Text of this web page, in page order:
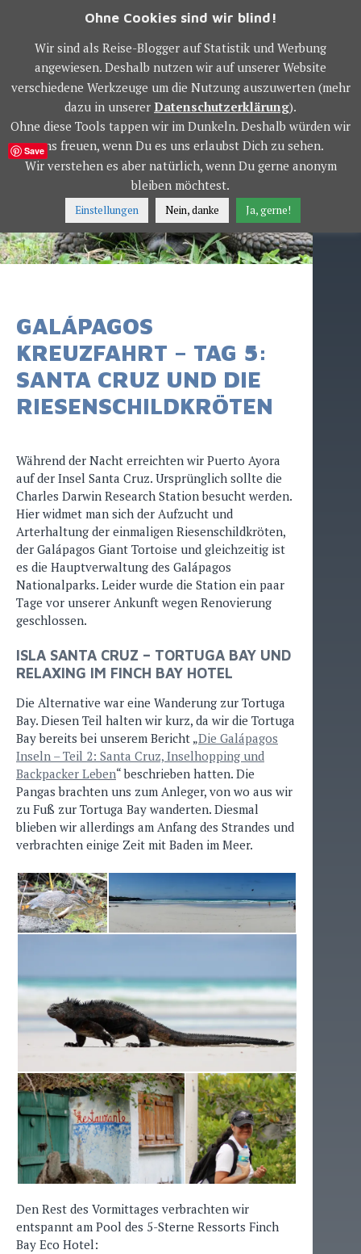
OWS WORLD TOUR
MENÜ
GALÁPAGOS
KREUZFAHRT – TAG 5:
SANTA CRUZ UND DIE
RIESENSCHILDKRÖTEN
Während der Nacht erreichten wir Puerto Ayora
auf der Insel Santa Cruz. Ursprünglich sollte die
Charles Darwin Research Station besucht werden.
Hier widmet man sich der Aufzucht und
Arterhaltung der einmaligen Riesenschildkröten,
der Galápagos Giant Tortoise und gleichzeitig ist
es die Hauptverwaltung des Galápagos
Nationalparks. Leider wurde die Station ein paar
Tage vor unserer Ankunft wegen Renovierung
geschlossen.
ISLA SANTA CRUZ – TORTUGA BAY UND
RELAXING IM FINCH BAY HOTEL
Die Alternative war eine Wanderung zur Tortuga
Bay. Diesen Teil halten wir kurz, da wir die Tortuga
Bay bereits bei unserem Bericht „Die Galápagos
Inseln – Teil 2: Santa Cruz, Inselhopping und
Backpacker Leben“ beschrieben hatten. Die
Pangas brachten uns zum Anleger, von wo aus wir
zu Fuß zur Tortuga Bay wanderten. Diesmal
blieben wir allerdings am Anfang des Strandes und
verbrachten einige Zeit mit Baden im Meer.
Den Rest des Vormittages verbrachten wir
entspannt am Pool des 5-Sterne Ressorts Finch
Bay Eco Hotel:
Ohne Cookies sind wir blind!
Wir sind als Reise-Blogger auf Statistik und Werbung
angewiesen. Deshalb nutzen wir auf unserer Website
verschiedene Werkzeuge um die Nutzung auszuwerten (mehr
dazu in unserer Datenschutzerklärung).
Ohne diese Tools tappen wir im Dunkeln. Deshalb würden wir
uns freuen, wenn Du es uns erlaubst Dich zu sehen.
Wir verstehen es aber natürlich, wenn Du gerne anonym
bleiben möchtest.
Einstellungen Nein, danke Ja, gerne!
Save